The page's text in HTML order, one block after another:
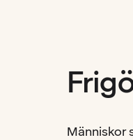
Människor